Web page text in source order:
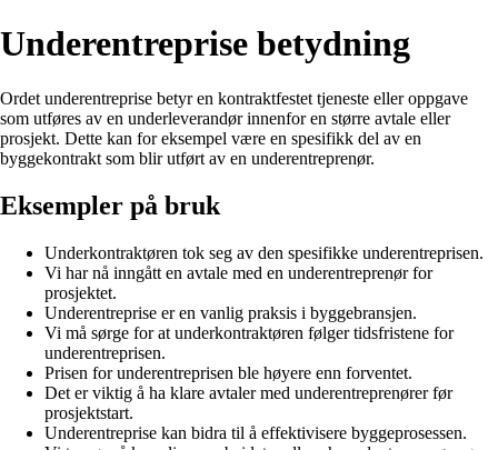
Underentreprise betydning
Ordet underentreprise betyr en kontraktfestet tjeneste eller oppgave
som utføres av en underleverandør innenfor en større avtale eller
prosjekt. Dette kan for eksempel være en spesifikk del av en
byggekontrakt som blir utført av en underentreprenør.
Eksempler på bruk
Underkontraktøren tok seg av den spesifikke underentreprisen.
Vi har nå inngått en avtale med en underentreprenør for
prosjektet.
Underentreprise er en vanlig praksis i byggebransjen.
Vi må sørge for at underkontraktøren følger tidsfristene for
underentreprisen.
Prisen for underentreprisen ble høyere enn forventet.
Det er viktig å ha klare avtaler med underentreprenører før
prosjektstart.
Underentreprise kan bidra til å effektivisere byggeprosessen.